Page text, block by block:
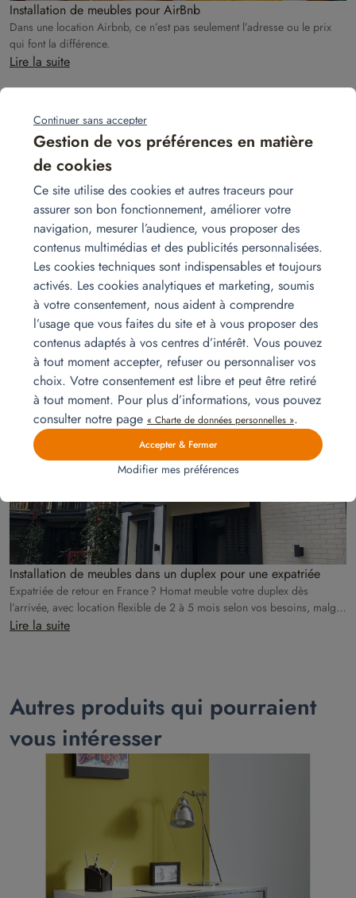
Installation de meubles pour AirBnb
Dans une location Airbnb, ce n’est pas seulement l’adresse ou le prix
qui font la différence.
Lire la suite
28
Installation de meubles pour du court terme
Bertrand est un client français qui, après avoir passé deux années
passionnantes au Canada avec sa famille , fait son retour en France.
Lire la suite
06
Installation de meubles dans un duplex pour une expatriée
Expatriée de retour en France ? Homat meuble votre duplex dès
l’arrivée, avec location flexible de 2 à 5 mois selon vos besoins, malgré
un déménagement retardé.
Lire la suite
Autres produits qui pourraient
vous intéresser
Continuer sans accepter
Gestion de vos préférences en matière
de cookies
Ce site utilise des cookies et autres traceurs pour
assurer son bon fonctionnement, améliorer votre
navigation, mesurer l’audience, vous proposer des
contenus multimédias et des publicités personnalisées.
Les cookies techniques sont indispensables et toujours
activés. Les cookies analytiques et marketing, soumis
à votre consentement, nous aident à comprendre
l’usage que vous faites du site et à vous proposer des
contenus adaptés à vos centres d’intérêt. Vous pouvez
à tout moment accepter, refuser ou personnaliser vos
choix. Votre consentement est libre et peut être retiré
à tout moment. Pour plus d’informations, vous pouvez
consulter notre page « Charte de données personnelles ».
Accepter & Fermer
Modifier mes préférences